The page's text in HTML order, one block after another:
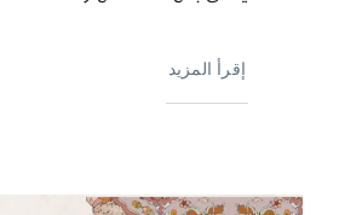
إقرأ المزيد